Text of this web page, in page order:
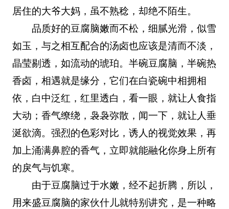
居住的大爷大妈，虽不熟稔，却绝不陌生。
品质好的豆腐脑嫩而不松，细腻光滑，似雪
如玉，与之相互配合的汤卤也应该是清而不淡，
晶莹剔透，如流动的琥珀。半碗豆腐脑，半碗热
香卤，相遇就是缘分，它们在白瓷碗中相拥相
依，白中泛红，红里透白，看一眼，就让人食指
大动；香气缭绕，袅袅弥散，闻一下，就让人垂
涎欲滴。强烈的色彩对比，诱人的视觉效果，再
加上涌满鼻腔的香气，立即就能融化你身上所有
的戾气与饥寒。
由于豆腐脑过于水嫩，经不起折腾，所以，
用来盛豆腐脑的家伙什儿就特别讲究，是一种略